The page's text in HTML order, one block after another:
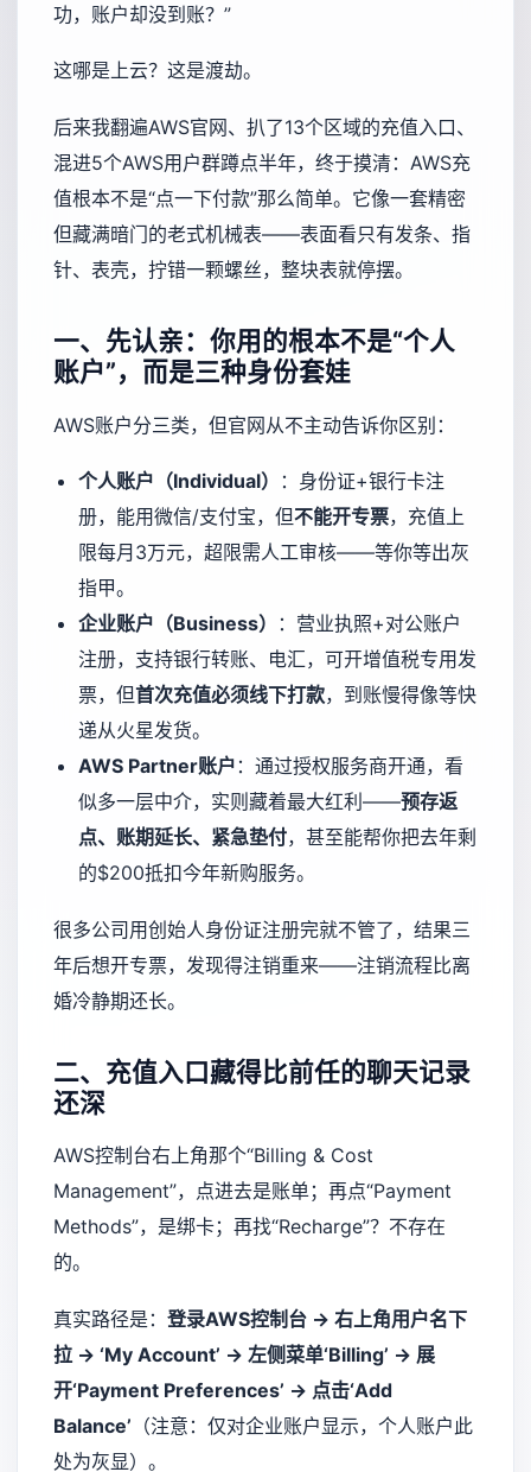
功，账户却没到账？”
这哪是上云？这是渡劫。
后来我翻遍AWS官网、扒了13个区域的充值入口、
混进5个AWS用户群蹲点半年，终于摸清：AWS充
值根本不是“点一下付款”那么简单。它像一套精密
但藏满暗门的老式机械表——表面看只有发条、指
针、表壳，拧错一颗螺丝，整块表就停摆。
一、先认亲：你用的根本不是“个人
账户”，而是三种身份套娃
AWS账户分三类，但官网从不主动告诉你区别：
个人账户（Individual）
：身份证+银行卡注
册，能用微信/支付宝，但不能开专票，充值上
限每月3万元，超限需人工审核——等你等出灰
指甲。
企业账户（Business）
：营业执照+对公账户
注册，支持银行转账、电汇，可开增值税专用发
票，但首次充值必须线下打款，到账慢得像等快
递从火星发货。
AWS Partner账户 ：通过授权服务商开通，看
似多一层中介，实则藏着最大红利——预存返
点、账期延长、紧急垫付，甚至能帮你把去年剩
的$200抵扣今年新购服务。
很多公司用创始人身份证注册完就不管了，结果三
年后想开专票，发现得注销重来——注销流程比离
婚冷静期还长。
二、充值入口藏得比前任的聊天记录
还深
AWS控制台右上角那个“Billing & Cost
Management”，点进去是账单；再点“Payment
Methods”，是绑卡；再找“Recharge”？不存在
的。
真实路径是： 登录AWS控制台 → 右上角用户名下
拉 → ‘My Account’ → 左侧菜单‘Billing’ → 展
开‘Payment Preferences’ → 点击‘Add
Balance’ （注意：仅对企业账户显示，个人账户此
处为灰显）。